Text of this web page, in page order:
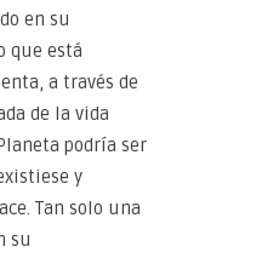
en su
que está
a través de
de la vida
podría ser
y
Tan solo una
su